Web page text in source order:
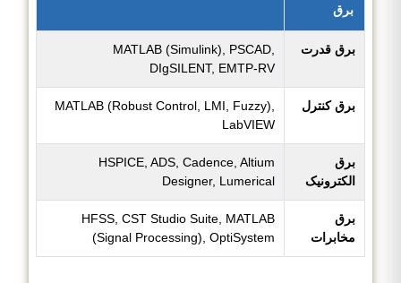
برق
برق قدرت
MATLAB (Simulink), PSCAD,
DIgSILENT, EMTP-RV
برق کنترل
MATLAB (Robust Control, LMI, Fuzzy),
LabVIEW
برق
الکترونیک
HSPICE, ADS, Cadence, Altium
Designer, Lumerical
برق
مخابرات
HFSS, CST Studio Suite, MATLAB
(Signal Processing), OptiSystem